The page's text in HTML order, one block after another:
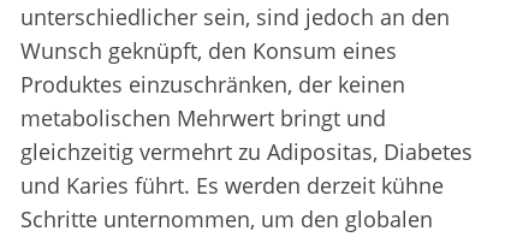
unterschiedlicher sein, sind jedoch an den
Wunsch geknüpft, den Konsum eines
Produktes einzuschränken, der keinen
metabolischen Mehrwert bringt und
gleichzeitig vermehrt zu Adipositas, Diabetes
und Karies führt. Es werden derzeit kühne
Schritte unternommen, um den globalen